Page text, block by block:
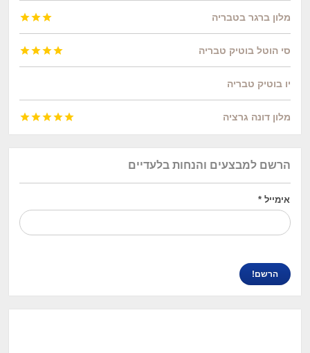
הרשם למבצעים והנחות בלעדיים
אימייל*
מלון ברגר בטבריה 


סי הוטל בוטיק טבריה 



יו בוטיק טבריה
מלון דונה גרציה 



